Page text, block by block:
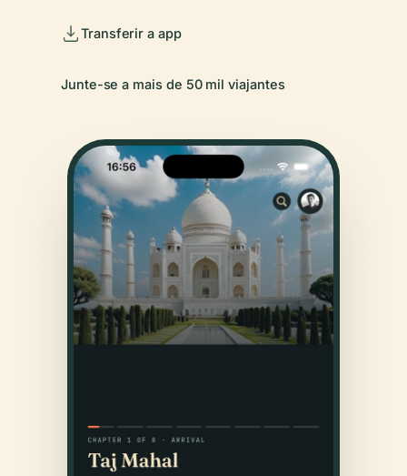
Transferir a app
Junte-se a mais de 50 mil viajantes